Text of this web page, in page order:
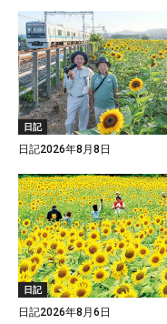
日記
日記2026年8月8日
日記
日記2026年8月6日